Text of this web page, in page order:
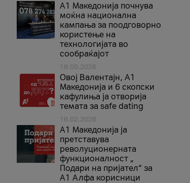
A1 Македонија почнува
моќна национална
кампања за поодговорно
користење на
технологијата во
сообраќајот
18.05.2026
Овој Валентајн, A1
Македонија и 6 скопски
кафулиња ја отворија
темата за safe dating
16.02.2026
А1 Македонија ја
претставува
револуционерната
функционалност „
Подари на пријател“ за
А1 Алфа корисници